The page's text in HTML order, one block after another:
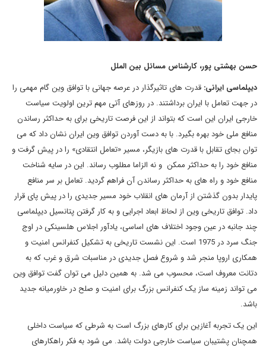
حسن بهشتی پور، کارشناس مسائل بین الملل
دیپلماسی ایرانی: قدرت های تاثیرگذار در عرصه جهانی با توافق وین گام مهمی را
در جهت تعامل با ایران برداشتند. در روزهای آتی مهم ترین اولویت سیاست
خارجی ایران این است که بتواند از این فرصت تاریخی برای به حداکثر رساندن
منافع ملی خود بهره بگیرد. با به دست آوردن توافق وین ایران نشان داد که می
توان بجای تقابل با قدرت های بازیگر، مسیر «تعامل انتقادی» را در پیش گرفت و
منافع خود را به حداکثر ممکن و نه الزاما مطلوب رساند. این در سایه شناخت
منافع خود و راه های به حداکثر رساندن آن فراهم گردید. تعامل بر سر منافع
پایدار بدون گذشتن از آرمان های انقلاب خود مسیر جدیدی را در پیش پای قرار
داد. توافق تاریخی وین از لحاظ ابعاد اجرایی و به کار گرفتن پتانسیل دیپلماسی
چند جانبه در عین وجود اختلاف های اساسی، یادآور اجلاس هلسینکی در اوج
جنگ سرد در 1975 است. این نشست تاریخی به تشکیل کنفرانس امنیت و
همکاری اروپا منجر شد و شروع فصل جدیدی در مناسبات شرق و غرب که به
دتانت معروف است، محسوب می شد. به همین دلیل می توان گفت توافق وین
می تواند زمینه ساز یک کنفرانس بزرگ برای امنیت و صلح در خاورمیانه جدید
باشد.
این یک تجربه آغازین برای کارهای بزرگ است به شرطی که سیاست داخلی
همچنان پشتیبان سیاست خارجی دولت باشد. می شود به فکر راهکارهای